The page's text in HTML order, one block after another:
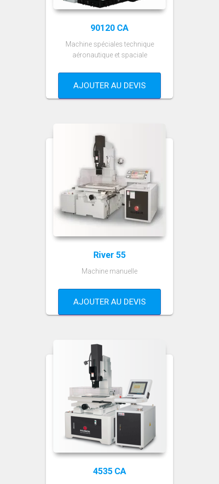
90120 CA
Machine spéciales technique
aéronautique et spaciale
AJOUTER AU DEVIS
River 55
Machine manuelle
AJOUTER AU DEVIS
4535 CA